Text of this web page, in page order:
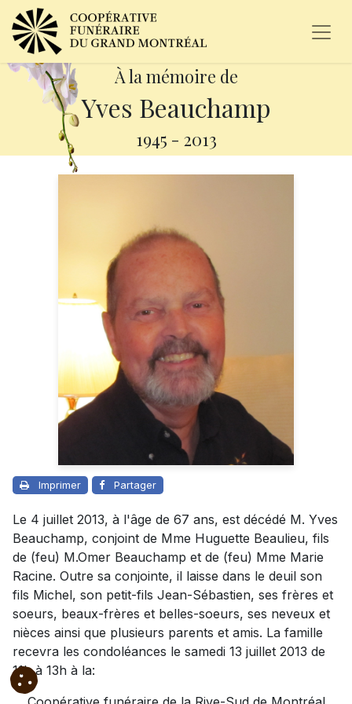
À la mémoire de
Yves Beauchamp
1945 - 2013
Imprimer Partager
Le 4 juillet 2013, à l'âge de 67 ans, est décédé M. Yves
Beauchamp, conjoint de Mme Huguette Beaulieu, fils
de (feu) M.Omer Beauchamp et de (feu) Mme Marie
Racine. Outre sa conjointe, il laisse dans le deuil son
fils Michel, son petit-fils Jean-Sébastien, ses frères et
soeurs, beaux-frères et belles-soeurs, ses neveux et
nièces ainsi que plusieurs parents et amis. La famille
recevra les condoléances le samedi 13 juillet 2013 de
11h à 13h à la: